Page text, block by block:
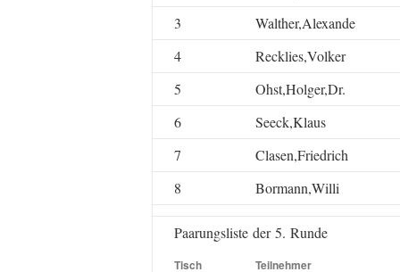
3
Walther,Alexande
4
Recklies,Volker
5
Ohst,Holger,Dr.
6
Seeck,Klaus
7
Clasen,Friedrich
8
Bormann,Willi
Paarungsliste der 5. Runde
Tisch Teilnehmer